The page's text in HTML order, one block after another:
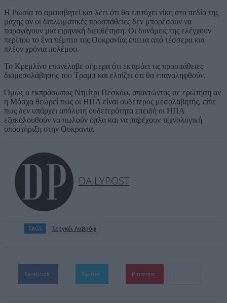
Η Ρωσία το αμφισβητεί και λέει ότι θα επιτύχει νίκη στο πεδίο της
μάχης αν οι διπλωματικές προσπάθειες δεν μπορέσουν να
παραγάγουν μια ειρηνική διευθέτηση. Οι δυνάμεις της ελέγχουν
περίπου το ένα πέμπτο της Ουκρανίας έπειτα από τέσσερα και
πλέον χρόνια πολέμου.
Το Κρεμλίνο επανέλαβε σήμερα ότι εκτιμάει τις προσπάθειες
διαμεσολάβησης του Τραμπ και ελπίζει ότι θα επαναληφθούν.
Όμως ο εκπρόσωπος Ντμίτρι Πεσκόφ, απαντώντας σε ερώτηση αν
η Μόσχα θεωρεί πως οι ΗΠΑ είναι ουδέτερος μεσολαβητής, είπε
πως δεν υπάρχει απόλυτη ουδετερότητα επειδή οι ΗΠΑ
εξακολουθούν να πωλούν όπλα και να παρέχουν τεχνολογική
υποστήριξη στην Ουκρανία.
DAILYPOST
TAGS Σεργκέι Λαβρόφ
Facebook Twitter Pinterest